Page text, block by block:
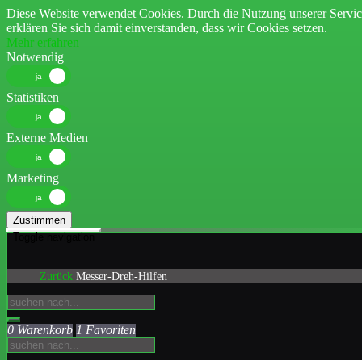
Diese Website verwendet Cookies. Durch die Nutzung unserer
erklären Sie sich damit einverstanden, dass wir Cookies setzen.
Mehr erfahren
Notwendig
Statistiken
Externe Medien
Marketing
Zustimmen
Toggle navigation
Zurück Messer-Dreh-Hilfen
0 Warenkorb 1 Favoriten